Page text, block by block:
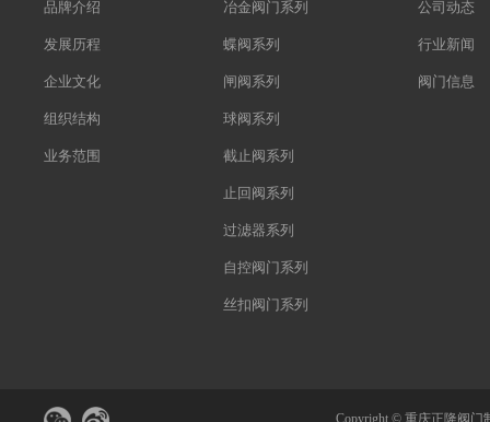
品牌介绍
发展历程
企业文化
组织结构
业务范围
冶金阀门系列
蝶阀系列
闸阀系列
球阀系列
截止阀系列
止回阀系列
过滤器系列
自控阀门系列
丝扣阀门系列
公司动态
行业新闻
阀门信息
Copyright © 重庆正隆阀门